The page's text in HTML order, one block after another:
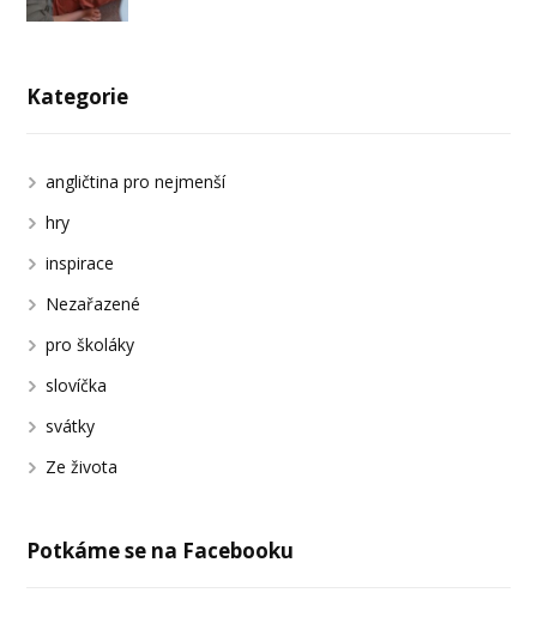
Kategorie
angličtina pro nejmenší
hry
inspirace
Nezařazené
pro školáky
slovíčka
svátky
Ze života
Potkáme se na Facebooku